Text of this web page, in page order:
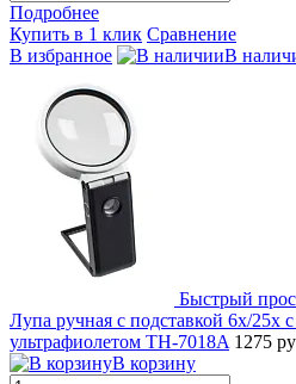
Подробнее
Купить в 1 клик Сравнение
В избранное
В
Быстрый
Лупа ручная с подставкой 6x/25x
ультрафиолетом TH-7018A 1275
В корзину